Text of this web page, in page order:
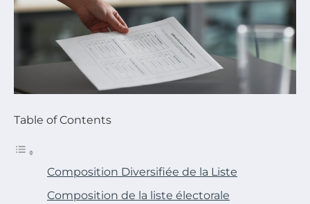
Table of Contents
Composition Diversifiée de la Liste
Composition de la liste électorale